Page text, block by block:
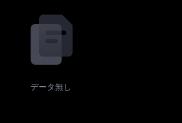
データ無し